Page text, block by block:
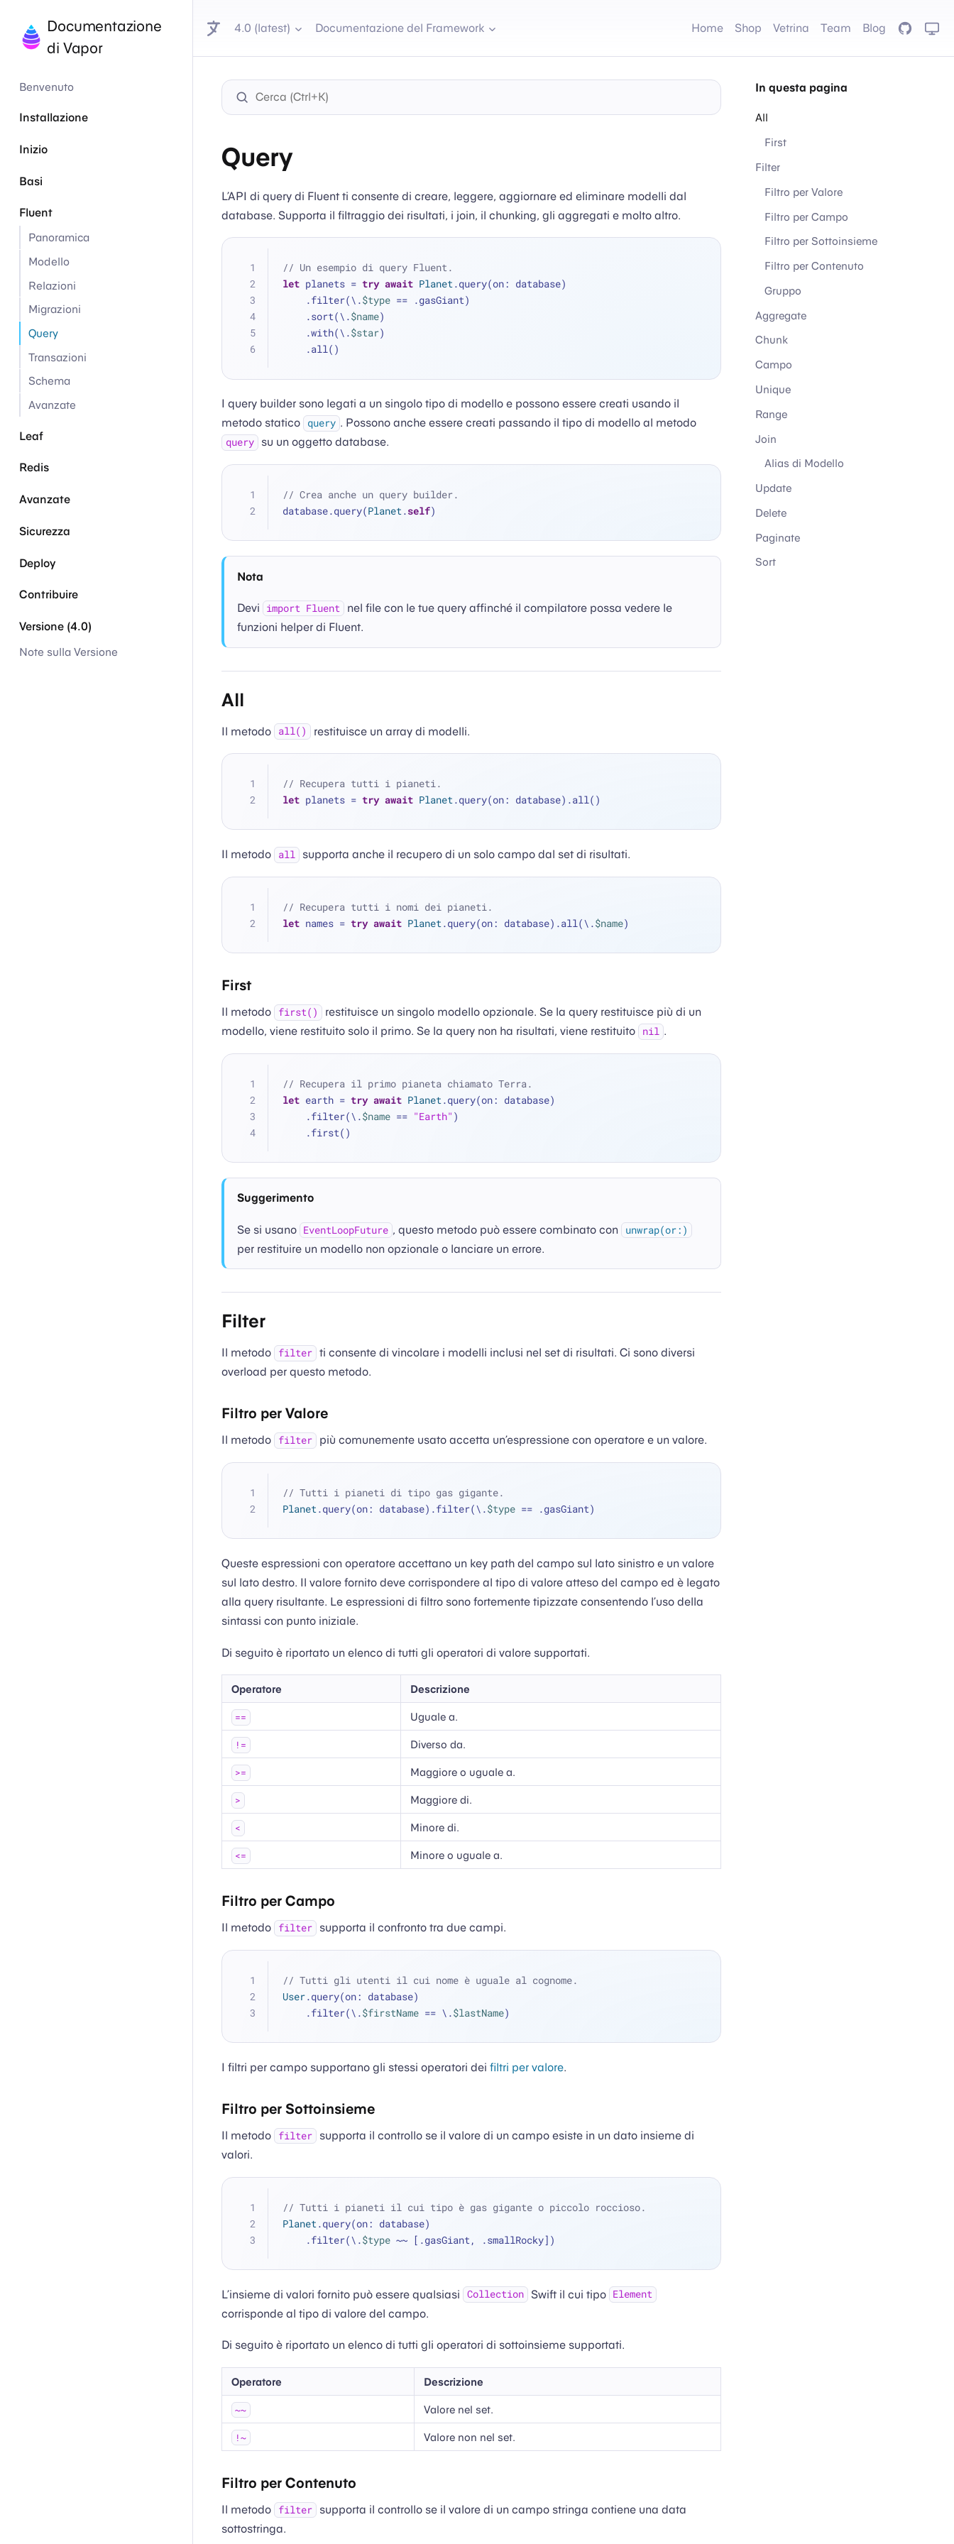
Documentazione
di Vapor
Benvenuto
Installazione
Inizio
Basi
Fluent
Panoramica
Modello
Relazioni
Migrazioni
Query
Transazioni
Schema
Avanzate
Leaf
Redis
Avanzate
Sicurezza
Deploy
Contribuire
Versione (4.0)
Note sulla Versione
4.0 (latest) Documentazione del Framework Home Shop Vetrina Team Blog GitHub
Query
L’API di query di Fluent ti consente di creare, leggere, aggiornare ed eliminare modelli dal
database. Supporta il filtraggio dei risultati, i join, il chunking, gli aggregati e molto altro.
// Un esempio di query Fluent.
let planets = try await Planet.query(on: database)
    .filter(\.
$type == .gasGiant)
    .sort(\.
$name)
    .with(\.
$star)
    .all()
I query builder sono legati a un singolo tipo di modello e possono essere creati usando il
metodo statico
query . Possono anche essere creati passando il tipo di modello al metodo
query su un oggetto database.
// Crea anche un query builder.
database.query(Planet.self)
Nota
Devi import Fluent
nel file con le tue query affinché il compilatore possa vedere le
funzioni helper di Fluent.
All
Il metodo all() restituisce un array di modelli.
// Recupera tutti i pianeti.
let planets = try await Planet.query(on: database).all()
Il metodo all supporta anche il recupero di un solo campo dal set di risultati.
// Recupera tutti i nomi dei pianeti.
let names = try await Planet.query(on: database).all(\.$name)
First
Il metodo first()
restituisce un singolo modello opzionale. Se la query restituisce più di un
modello, viene restituito solo il primo. Se la query non ha risultati, viene restituito
nil .
// Recupera il primo pianeta chiamato Terra.
let earth = try await Planet.query(on: database)
    .filter(\.
$name == "Earth" )
    .first()
Suggerimento
Se si usano EventLoopFuture , questo metodo può essere combinato con unwrap(or:)
per restituire un modello non opzionale o lanciare un errore.
Filter
Il metodo filter ti consente di vincolare i modelli inclusi nel set di risultati. Ci sono diversi
overload per questo metodo.
Filtro per Valore
Il metodo filter più comunemente usato accetta un’espressione con operatore e un valore.
// Tutti i pianeti di tipo gas gigante.
Planet.query(on: database).filter(\.$type == .gasGiant)
Queste espressioni con operatore accettano un key path del campo sul lato sinistro e un valore
sul lato destro. Il valore fornito deve corrispondere al tipo di valore atteso del campo ed è legato
alla query risultante. Le espressioni di filtro sono fortemente tipizzate consentendo l’uso della
sintassi con punto iniziale.
Di seguito è riportato un elenco di tutti gli operatori di valore supportati.
Operatore Descrizione
== Uguale a.
!= Diverso da.
>= Maggiore o uguale a.
> Maggiore di.
< Minore di.
<= Minore o uguale a.
Filtro per Campo
Il metodo filter supporta il confronto tra due campi.
// Tutti gli utenti il cui nome è uguale al cognome.
User.query(on: database)
    .filter(\.
$firstName == \.$lastName)
I filtri per campo supportano gli stessi operatori dei filtri per valore.
Filtro per Sottoinsieme
Il metodo filter
supporta il controllo se il valore di un campo esiste in un dato insieme di
valori.
// Tutti i pianeti il cui tipo è gas gigante o piccolo roccioso.
Planet.query(on: database)
    .filter(\.
$type ~~ [.gasGiant, .smallRocky])
L’insieme di valori fornito può essere qualsiasi Collection Swift il cui tipo Element
corrisponde al tipo di valore del campo.
Di seguito è riportato un elenco di tutti gli operatori di sottoinsieme supportati.
Operatore Descrizione
~~ Valore nel set.
!~ Valore non nel set.
Filtro per Contenuto
Il metodo filter
supporta il controllo se il valore di un campo stringa contiene una data
sottostringa.
In questa pagina
All
First
Filter
Filtro per Valore
Filtro per Campo
Filtro per Sottoinsieme
Filtro per Contenuto
Gruppo
Aggregate
Chunk
Campo
Unique
Range
Join
Alias di Modello
Update
Delete
Paginate
Sort